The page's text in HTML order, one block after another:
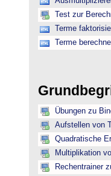
Test zur
Terme
Terme
Übungen zu
Aufstellen von
Quadratische
Multiplikation
Rechentrainer